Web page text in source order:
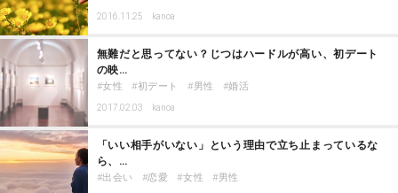
2016.11.25 kanoa
無難だと思ってない？じつはハードルが高い、初デート
の映…
女性 初デート 男性 婚活
2017.02.03 kanoa
「いい相手がいない」という理由で立ち止まっているな
ら、…
出会い 恋愛 女性 男性